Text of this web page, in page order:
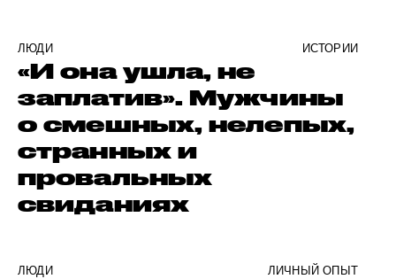
ЛЮДИ ИСТОРИИ
«И она ушла, не
заплатив». Мужчины
о смешных, нелепых,
странных и
провальных
свиданиях
ЛЮДИ ЛИЧНЫЙ ОПЫТ